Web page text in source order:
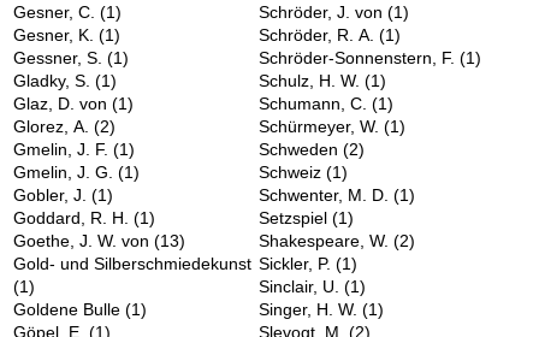
Gesner, C.(1)
Gesner, K.(1)
Gessner, S.(1)
Gladky, S.(1)
Glaz, D. von(1)
Glorez, A.(2)
Gmelin, J. F.(1)
Gmelin, J. G.(1)
Gobler, J.(1)
Goddard, R. H.(1)
Goethe, J. W. von(13)
Gold- und Silberschmiedekunst
(1)
Goldene Bulle(1)
Göpel, E.(1)
Schröder, J. von(1)
Schröder, R. A.(1)
Schröder-Sonnenstern, F.(1)
Schulz, H. W.(1)
Schumann, C.(1)
Schürmeyer, W.(1)
Schweden(2)
Schweiz(1)
Schwenter, M. D.(1)
Setzspiel(1)
Shakespeare, W.(2)
Sickler, P.(1)
Sinclair, U.(1)
Singer, H. W.(1)
Slevogt, M.(2)